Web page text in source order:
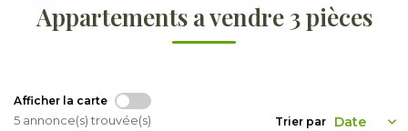
LOUER
Nos Conseils Aux Locataires
Sélectionnez...
Type de bien
Créer une alerte
Appartements a vendre 3 pièces
Afficher la carte
5 annonce(s) trouvée(s) Trier par